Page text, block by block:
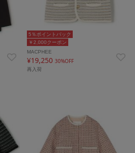
￥2,000クーポン
5％ポイントバック
MACPHEE
¥19,25030%OFF
再入荷